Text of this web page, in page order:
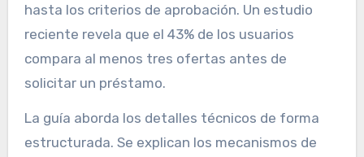
hasta los criterios de aprobación. Un estudio
reciente revela que el 43% de los usuarios
compara al menos tres ofertas antes de
solicitar un préstamo.
La guía aborda los detalles técnicos de forma
estructurada. Se explican los mecanismos de